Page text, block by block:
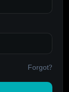
Forgot?